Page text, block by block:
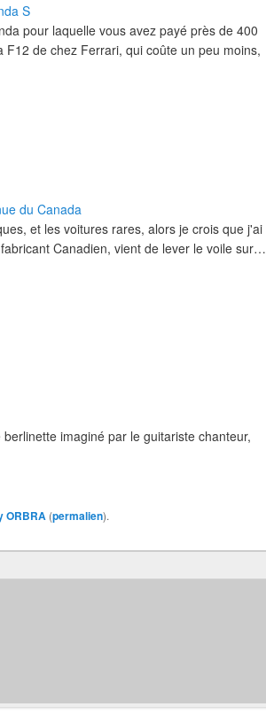
S
pour laquelle vous avez payé près de 400
de chez Ferrari, qui coûte un peu moins,
du Canada
et les voitures rares, alors je crois que j'ai
Canadien, vient de lever le voile sur…
imaginé par le guitariste chanteur,
ORBRA (permalien).